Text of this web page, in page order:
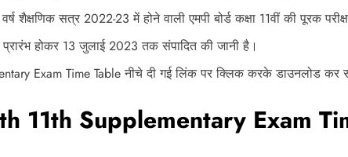
शैक्षणिक सत्र 2022-23 में होने वाली एमपी बोर्ड कक्षा 11वीं की पूरक
होकर 13 जुलाई 2023 तक संपादित की जानी है।
Exam Time Table नीचे दी गई लिंक पर क्लिक करके डाउनलोड
11th Supplementary Exam